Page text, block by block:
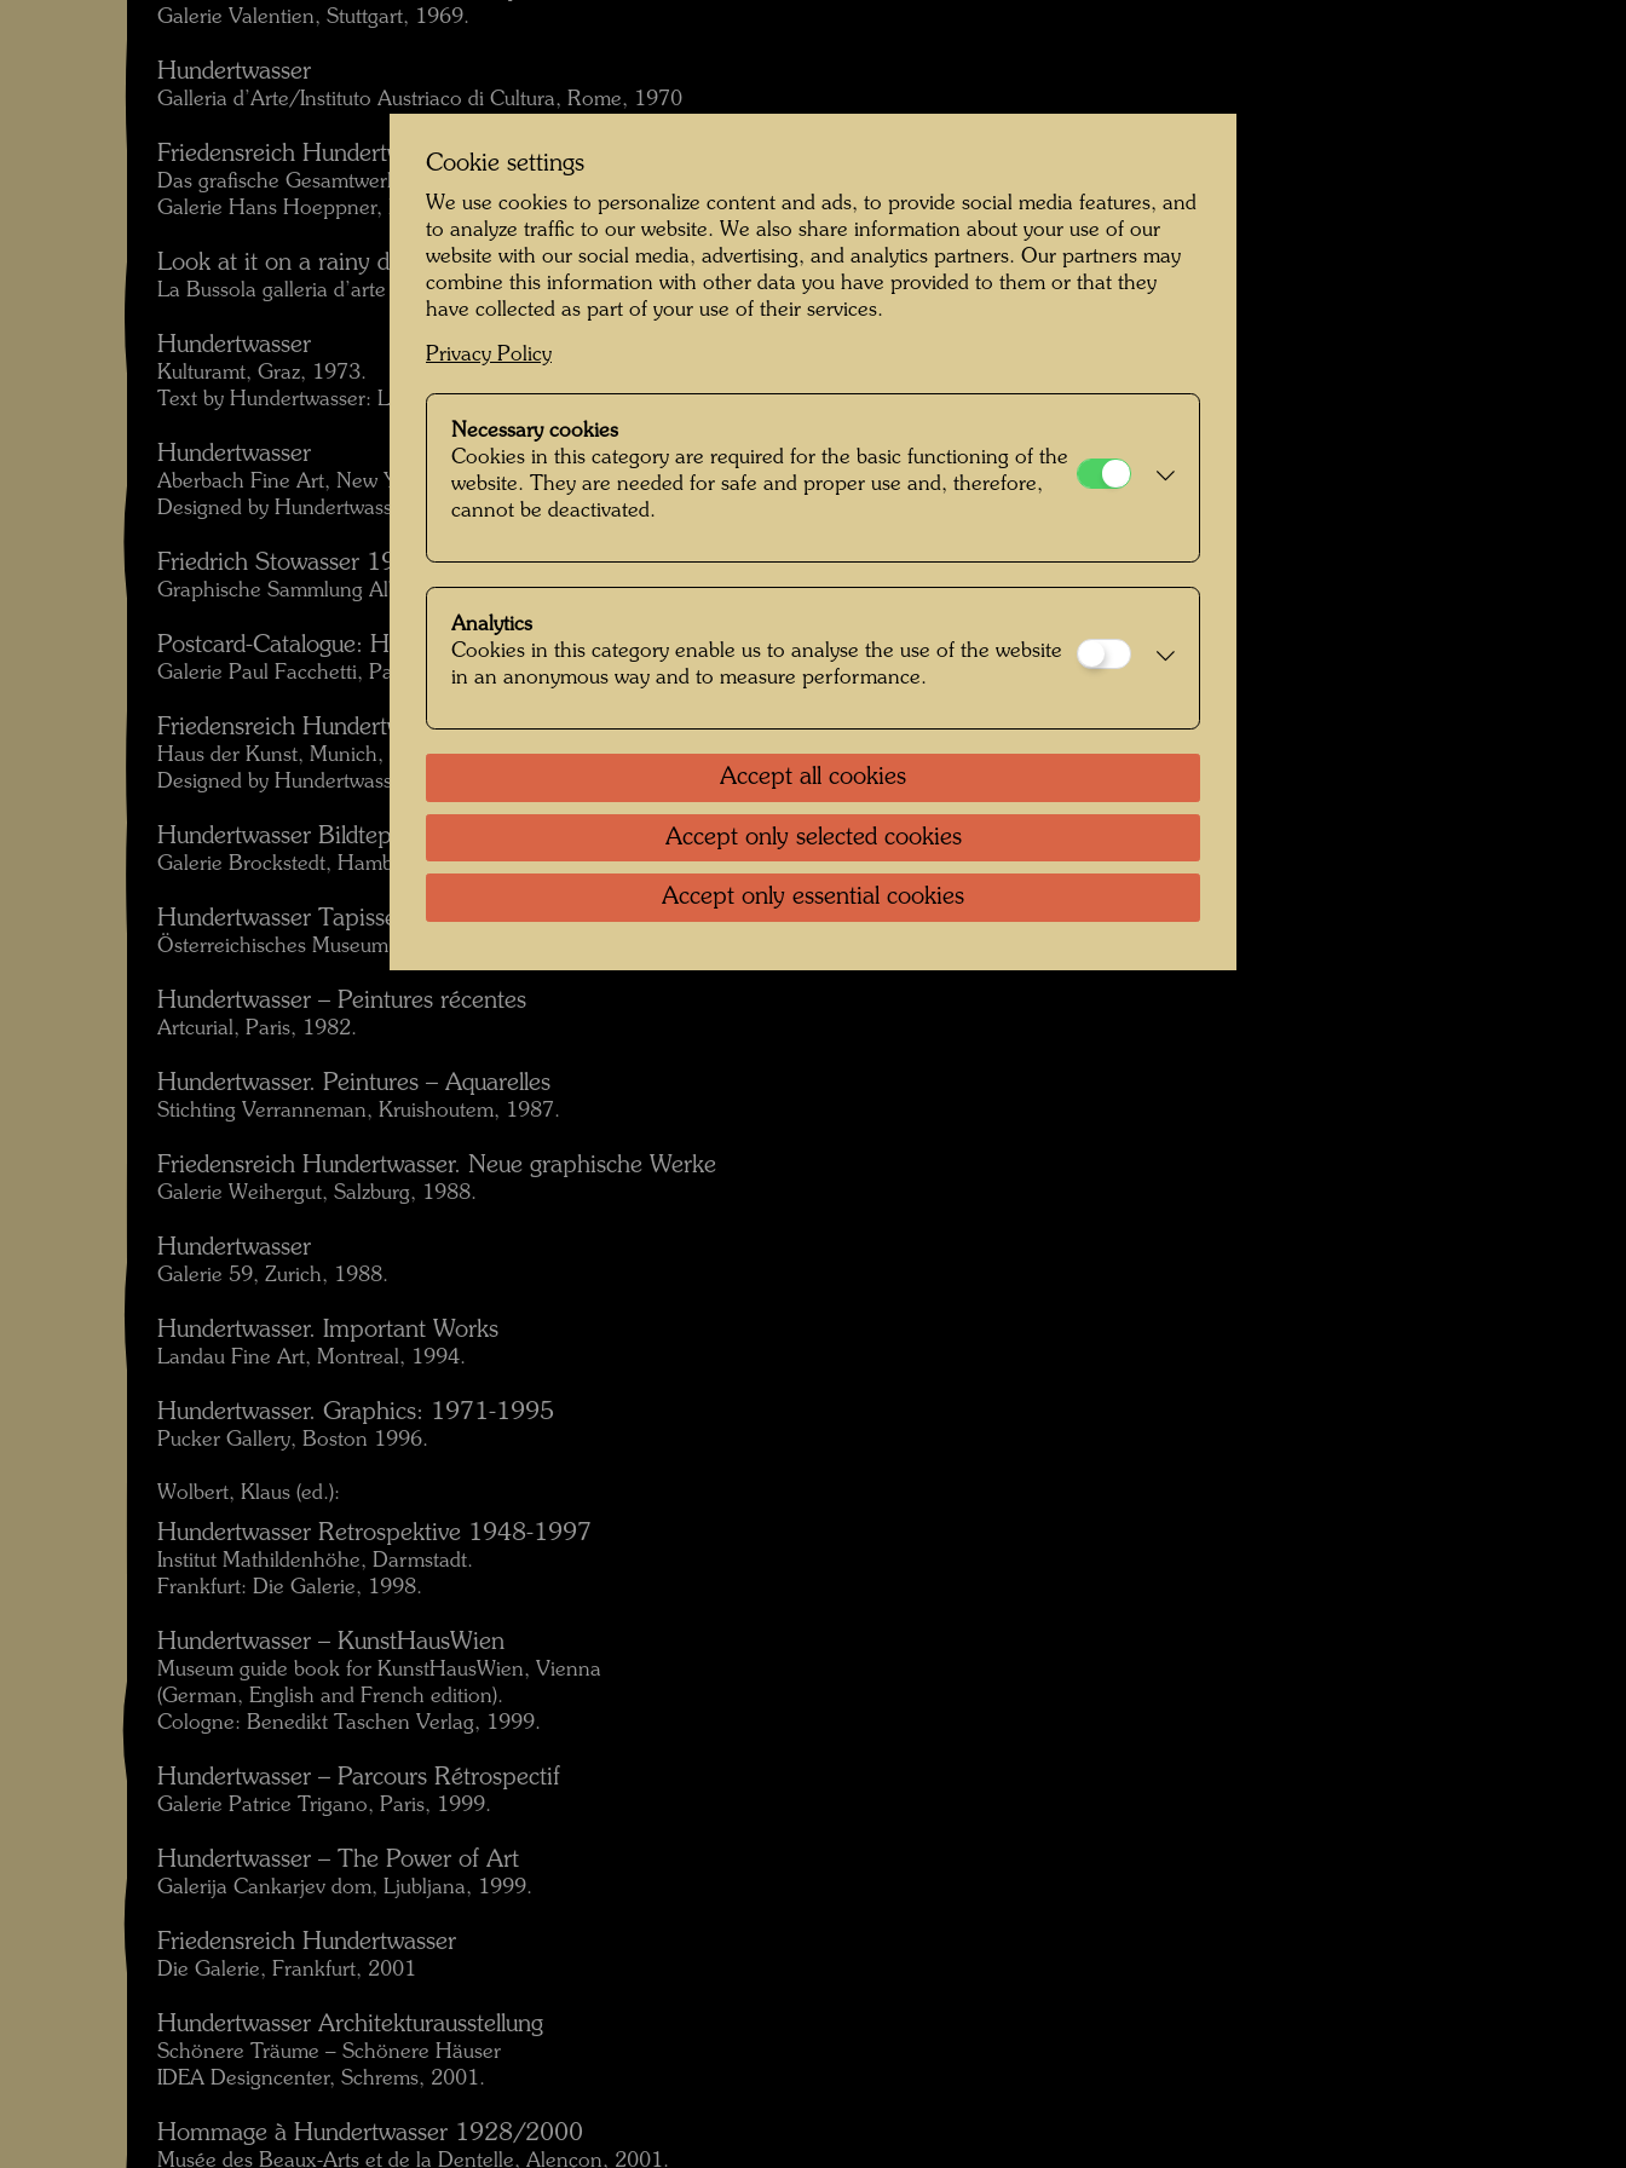
Galerie Valentien, Stuttgart, 1969.
Hundertwasser
Galleria d’Arte/Instituto Austriaco di Cultura, Rome, 1970
Friedensreich Hundertwasser
Das grafische Gesamtwerk. Originale
Galerie Hans Hoeppner, Hamburg, 1971.
Look at it on a rainy day – Hundertwasser
La Bussola galleria d’arte moderna, Torino, 1972.
Hundertwasser
Kulturamt, Graz, 1973.
Text by Hundertwasser: Los von Loos: Dein Fensterrecht, Deine Baumpflicht and by Otto Breicha: Hundertwasser.
Hundertwasser
Aberbach Fine Art, New York, 1973.
Designed by Hundertwasser.
Friedrich Stowasser 1943-1949
Graphische Sammlung Albertina, Vienna, 1974.
Postcard-Catalogue: Hundertwasser
Galerie Paul Facchetti, Paris, 1974.
Friedensreich Hundertwasser Regentag
Haus der Kunst, Munich, 1975.
Designed by Hundertwasser.
Hundertwasser Bildteppiche
Galerie Brockstedt, Hamburg, 1977.
Hundertwasser Tapisserien
Österreichisches Museum für angewandte Kunst, Vienna, 1978.
Hundertwasser – Peintures récentes
Artcurial, Paris, 1982.
Hundertwasser. Peintures – Aquarelles
Stichting Verranneman, Kruishoutem, 1987.
Friedensreich Hundertwasser. Neue graphische Werke
Galerie Weihergut, Salzburg, 1988.
Hundertwasser
Galerie 59, Zurich, 1988.
Hundertwasser. Important Works
Landau Fine Art, Montreal, 1994.
Hundertwasser. Graphics: 1971-1995
Pucker Gallery, Boston 1996.
Wolbert, Klaus (ed.):
Hundertwasser Retrospektive 1948-1997
Institut Mathildenhöhe, Darmstadt.
Frankfurt: Die Galerie, 1998.
Hundertwasser – KunstHausWien
Museum guide book for KunstHausWien, Vienna
(German, English and French edition).
Cologne: Benedikt Taschen Verlag, 1999.
Hundertwasser – Parcours Rétrospectif
Galerie Patrice Trigano, Paris, 1999.
Hundertwasser – The Power of Art
Galerija Cankarjev dom, Ljubljana, 1999.
Friedensreich Hundertwasser
Die Galerie, Frankfurt, 2001
Hundertwasser Architekturausstellung
Schönere Träume – Schönere Häuser
IDEA Designcenter, Schrems, 2001.
Hommage à Hundertwasser 1928/2000
Musée des Beaux-Arts et de la Dentelle, Alençon, 2001.
Cookie settings
We use cookies to personalize content and ads, to provide social media features, and
to analyze traffic to our website. We also share information about your use of our
website with our social media, advertising, and analytics partners. Our partners may
combine this information with other data you have provided to them or that they
have collected as part of your use of their services.
Privacy Policy
Necessary cookies
Cookies in this category are required for the basic functioning of the
website. They are needed for safe and proper use and, therefore,
cannot be deactivated.
Analytics
Cookies in this category enable us to analyse the use of the website
in an anonymous way and to measure performance.
Accept all cookies
Accept only selected cookies
Accept only essential cookies